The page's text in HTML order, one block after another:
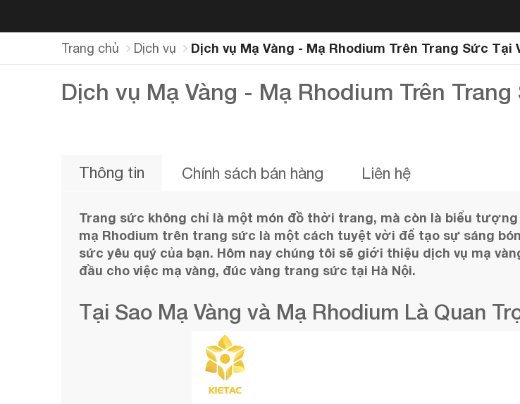
Trang chủ Dịch vụ Dịch vụ Mạ Vàng - Mạ Rhodium Trên Trang Sức Tại
Dịch vụ Mạ Vàng - Mạ Rhodium Trên
Thông tin Chính sách bán hàng Liên hệ
Trang sức không chỉ là một món đồ thời trang, mà còn là biểu tượng
mạ Rhodium trên trang sức là một cách tuyệt vời để tạo sự sáng
sức yêu quý của bạn. Hôm nay chúng tôi sẽ giới thiệu dịch vụ mạ
đầu cho việc mạ vàng, đúc vàng trang sức tại Hà Nội.
Tại Sao Mạ Vàng và Mạ Rhodium Là Quan